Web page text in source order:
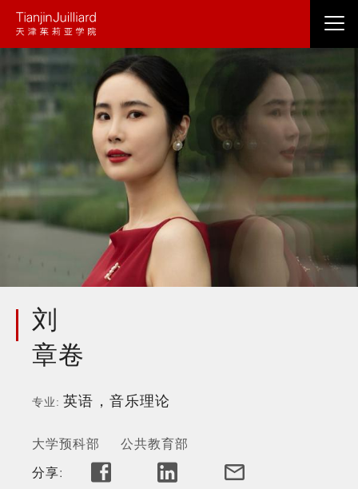
到
主
要
刘
章卷
专业 英语，音乐理论
大学预科部
公共教育部
分享: